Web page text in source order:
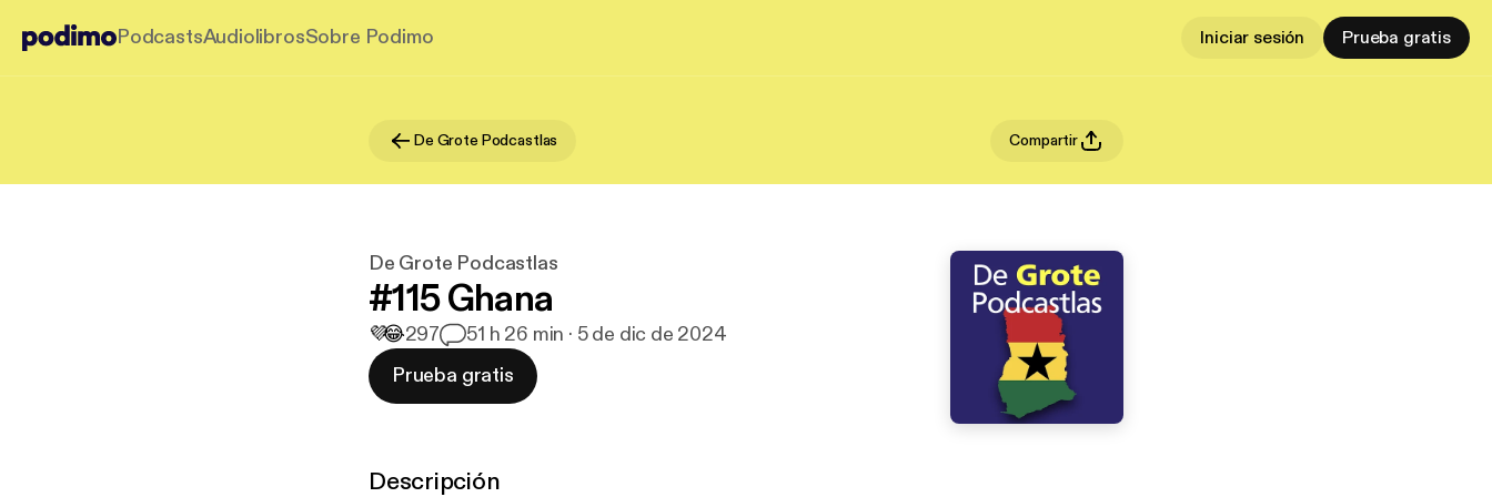
PodcastsAudiolibrosSobre Podimo Iniciar sesión Prueba gratis
De Grote Podcastlas Compartir
De Grote Podcastlas
#115 Ghana
💜😂297 51 h 26 min · 5 de dic de 2024
Prueba gratis
Descripción